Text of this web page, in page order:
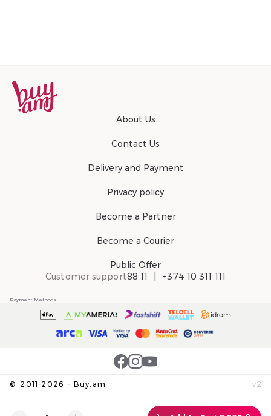
About Us
Contact Us
Delivery and Payment
Privacy policy
Become a Partner
Become a Courier
Public Offer
Customer support88 11 +374 10 311 111
© 2011-2026 - Buy.am v2
Payment Methods